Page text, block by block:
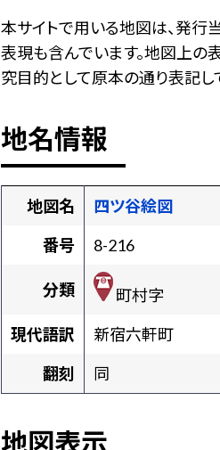
本サイトで用いる地図は、発行
表現も含んでいます。地図上の
究目的として原本の通り表記し
地名情報
地図名
四ツ谷絵図
番号
8-216
分類
町村字
現代語訳
新宿六軒町
翻刻
同
地図表示